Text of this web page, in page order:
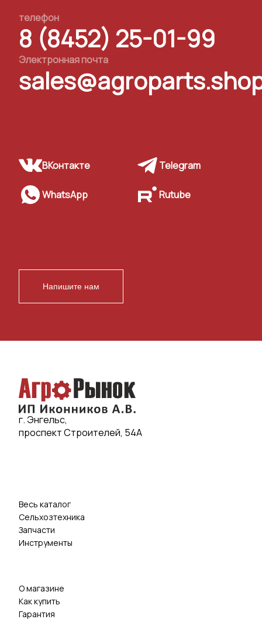
телефон
8 (8452) 25-01-99
Электронная почта
ВКонтакте Telegram
WhatsApp Rutube
Напишите нам
г. Энгельс,
проспект Строителей, 54А
Весь каталог
Сельхозтехника
Запчасти
Инструменты
О магазине
Как купить
Гарантия